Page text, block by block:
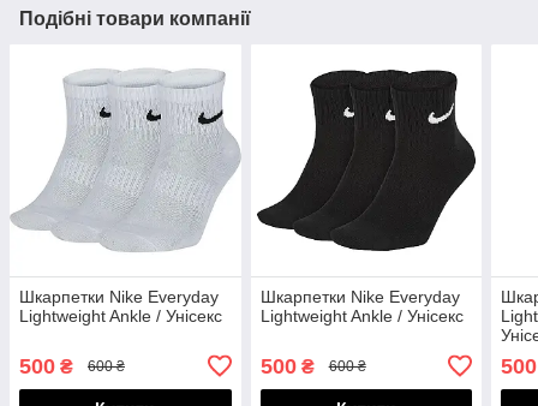
Подібні товари компанії
Шкарпетки Nike Everyday
Lightweight Ankle / Унісекс
500 ₴ 600 ₴
Шкарпетки Nike Everyday
Lightweight Ankle / Унісекс
500₴ 600 ₴ 500